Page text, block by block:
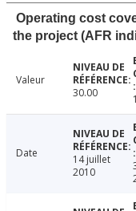
Operating cost
the project (AFR
Valeur
30.00
Date
14 juillet
2010